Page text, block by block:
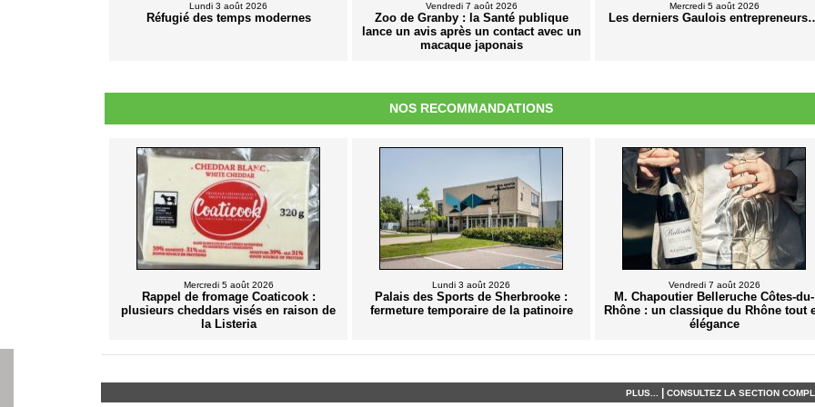
Lundi 3 août 2026
Réfugié des temps modernes
Vendredi 7 août 2026
Zoo de Granby : la Santé publique
lance un avis après un contact avec un
macaque japonais
Mercredi 5 août 2026
Les derniers Gaulois
NOS RECOMMANDATIONS
Mercredi 5 août 2026
Rappel de fromage Coaticook :
plusieurs cheddars visés en raison de
la Listeria
Lundi 3 août 2026
Palais des Sports de Sherbrooke :
fermeture temporaire de la patinoire
Vendredi 7 août 2026
M. Chapoutier Belleruche Côtes-du-
Rhône : un classique du Rhône tout
élégance
PLUS... CONSULTEZ LA SECTION